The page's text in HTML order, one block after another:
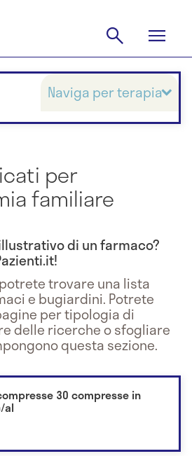
per
familiare
di un farmaco?
trovare una lista
e bugiardini. Potrete
per tipologia di
delle ricerche o sfogliare
questa sezione.
30 compresse in
al
Naviga per terapia